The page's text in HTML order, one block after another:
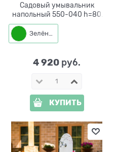
Садовый умывальник
напольный 550-040 h=80
см
Зелёный
4 920 руб.
КУПИТЬ